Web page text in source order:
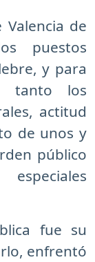
de
puestos
y para
tanto los
actitud
de unos y
público
fue su
enfrentó